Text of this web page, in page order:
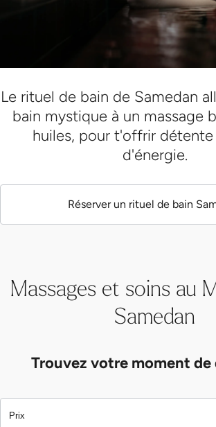
Le rituel de bain de Samedan
bain mystique à un massage
huiles, pour t'offrir
d'énergie.
Réserver un rituel de bain
Massages et soins au
Samedan
Trouvez votre moment de
Prix